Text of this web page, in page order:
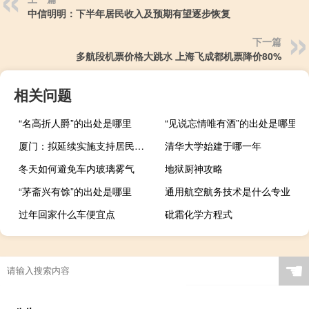
中信明明：下半年居民收入及预期有望逐步恢复
下一篇
多航段机票价格大跳水 上海飞成都机票降价80%
相关问题
“名高折人爵”的出处是哪里
“见说忘情唯有酒”的出处是哪里
厦门：拟延续实施支持居民换购住房有关个人所得税政策
清华大学始建于哪一年
冬天如何避免车内玻璃雾气
地狱厨神攻略
“茅斋兴有馀”的出处是哪里
通用航空航务技术是什么专业
过年回家什么车便宜点
砒霜化学方程式
☚